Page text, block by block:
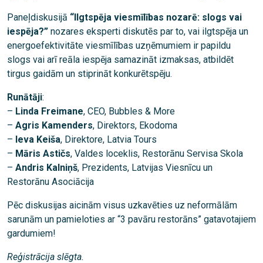
Paneļdiskusijā “Ilgtspēja viesmīlības nozarē: slogs vai
iespēja?” nozares eksperti diskutēs par to, vai ilgtspēja un
energoefektivitāte viesmīlības uzņēmumiem ir papildu
slogs vai arī reāla iespēja samazināt izmaksas, atbildēt
tirgus gaidām un stiprināt konkurētspēju.
Runātāji:
– Linda Freimane, CEO, Bubbles & More
– Agris Kamenders, Direktors, Ekodoma
– Ieva Keiša, Direktore, Latvia Tours
– Māris Astičs, Valdes loceklis, Restorānu Servisa Skola
– Andris Kalniņš, Prezidents, Latvijas Viesnīcu un
Restorānu Asociācija
Pēc diskusijas aicinām visus uzkavēties uz neformālām
sarunām un pamieloties ar “3 pavāru restorāns” gatavotajiem
gardumiem!
Reģistrācija slēgta.